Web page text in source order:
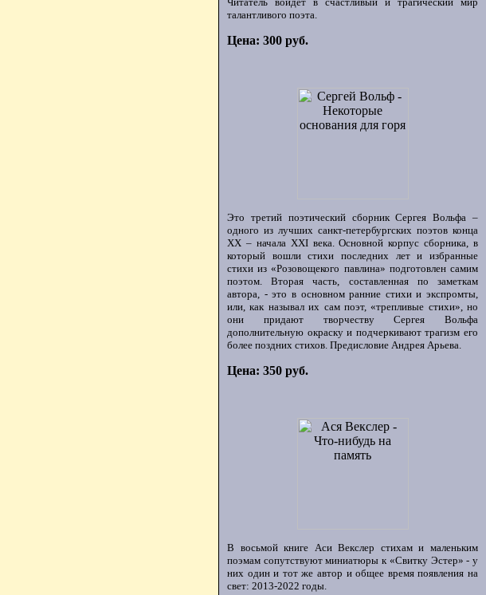
талантливого поэта.
Цена: 300 руб.
Это третий поэтический сборник Сергея Вольфа –
одного из лучших санкт-петербургских поэтов конца
ХХ – начала XXI века. Основной корпус сборника, в
который вошли стихи последних лет и избранные
стихи из «Розовощекого павлина» подготовлен самим
поэтом. Вторая часть, составленная по заметкам
автора, - это в основном ранние стихи и экспромты,
или, как называл их сам поэт, «трепливые стихи», но
они придают творчеству Сергея Вольфа
дополнительную окраску и подчеркивают трагизм его
более поздних стихов. Предисловие Андрея Арьева.
Цена: 350 руб.
В восьмой книге Аси Векслер стихам и маленьким
поэмам сопутствуют миниатюры к «Свитку Эстер» - у
них один и тот же автор и общее время появления на
свет: 2013-2022 годы.